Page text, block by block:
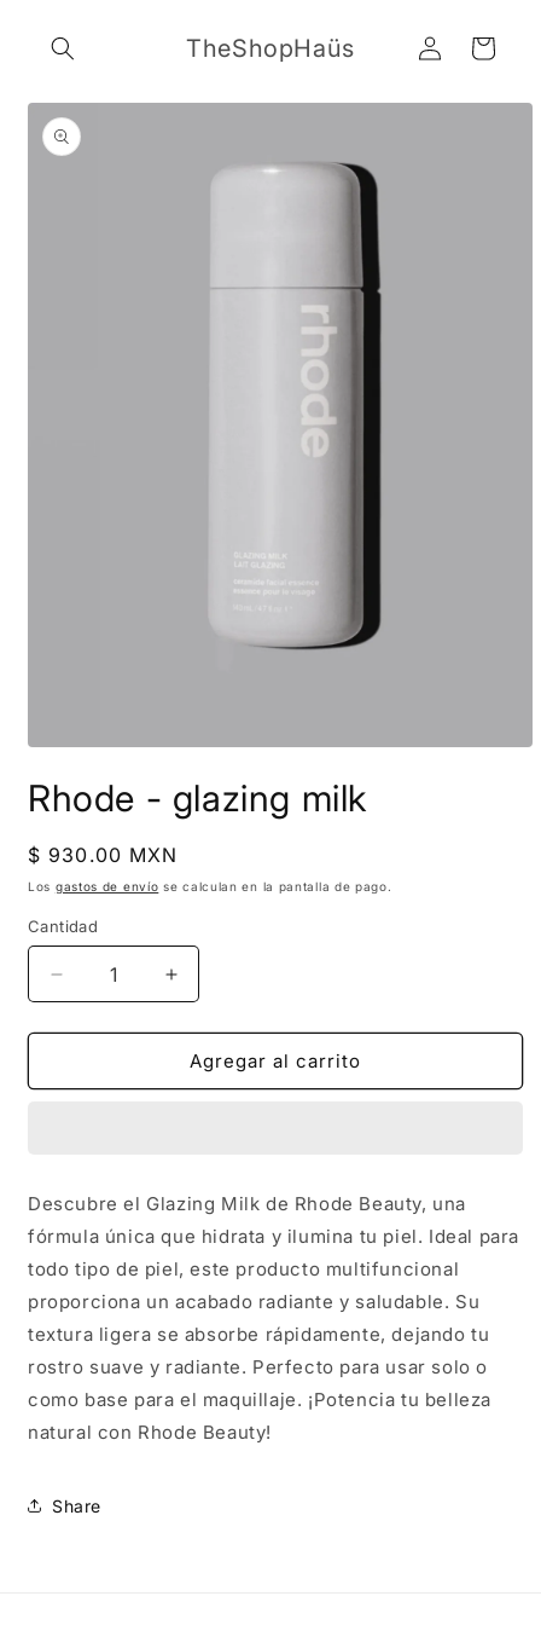
al contenido
TheShopHaüs
Iniciar
sesión
Carrito
directamente
información
multimedia
1
una
ventana
modal
Rhode - glazing milk
Precio
habitual
$ 930.00 MXN
Los gastos de envío se calculan en la pantalla de pago.
Cantidad
Cantidad
Reducir
cantidad
para
-
Aumentar
cantidad
para
Rhode
-
Agregar al carrito
Descubre el Glazing Milk de Rhode Beauty, una
fórmula única que hidrata y ilumina tu piel. Ideal para
todo tipo de piel, este producto multifuncional
proporciona un acabado radiante y saludable. Su
textura ligera se absorbe rápidamente, dejando tu
rostro suave y radiante. Perfecto para usar solo o
como base para el maquillaje. ¡Potencia tu belleza
natural con Rhode Beauty!
Share